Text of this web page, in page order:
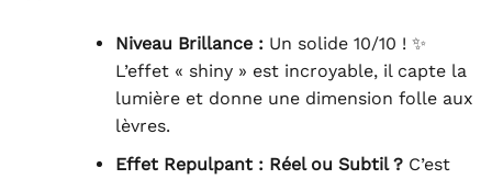
Niveau Brillance : Un solide 10/10 ! ✨
L’effet « shiny » est incroyable, il capte la
lumière et donne une dimension folle aux
lèvres.
Effet Repulpant : Réel ou Subtil ?C’est